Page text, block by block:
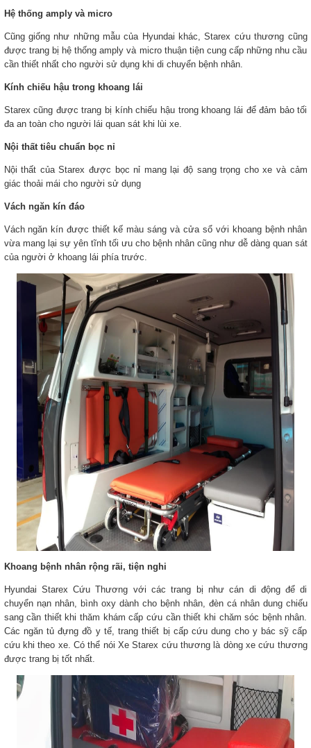
Hệ thống amply và micro
Cũng giống như những mẫu của Hyundai khác, Starex cứu thương cũng
được trang bị hệ thống amply và micro thuận tiện cung cấp những nhu cầu
cần thiết nhất cho người sử dụng khi di chuyển bệnh nhân.
Kính chiếu hậu trong khoang lái
Starex cũng được trang bị kính chiếu hậu trong khoang lái để đảm bảo tối
đa an toàn cho người lái quan sát khi lùi xe.
Nội thất tiêu chuẩn bọc nỉ
Nội thất của Starex được bọc nỉ mang lại độ sang trọng cho xe và cảm
giác thoải mái cho người sử dụng
Vách ngăn kín đáo
Vách ngăn kín được thiết kế màu sáng và cửa sổ với khoang bệnh nhân
vừa mang lại sự yên tĩnh tối ưu cho bệnh nhân cũng như dễ dàng quan sát
của người ở khoang lái phía trước.
Khoang bệnh nhân rộng rãi, tiện nghi
Hyundai Starex Cứu Thương với các trang bị như cán di động để di
chuyển nạn nhân, bình oxy dành cho bệnh nhân, đèn cá nhân dung chiếu
sang cần thiết khi thăm khám cấp cứu cần thiết khi chăm sóc bệnh nhân.
Các ngăn tủ đựng đồ y tế, trang thiết bị cấp cứu dung cho y bác sỹ cấp
cứu khi theo xe. Có thể nói Xe Starex cứu thương là dòng xe cứu thương
được trang bị tốt nhất.